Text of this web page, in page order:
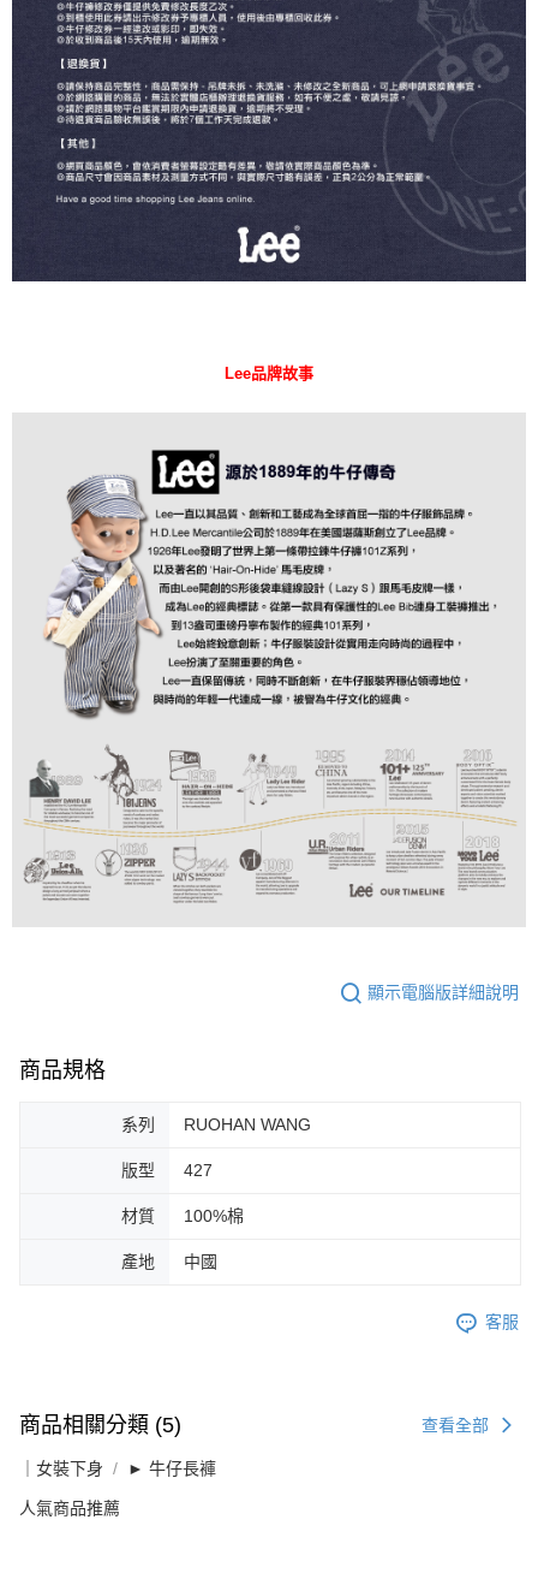
Lee品牌故事
顯示電腦版詳細說明
商品規格
系列 RUOHAN WANG
版型 427
材質 100%棉
產地 中國
客服
商品相關分類 (5) 查看全部
｜女裝下身 ► 牛仔長褲
人氣商品推薦